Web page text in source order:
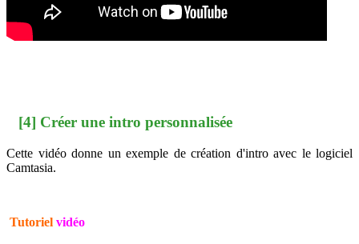
[4] Créer une intro personnalisée
Cette vidéo donne un exemple de création d'intro avec le logiciel
Camtasia.
Tutoriel vidéo